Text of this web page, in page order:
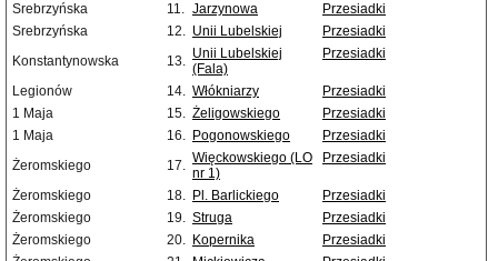
Srebrzyńska
11. Jarzynowa
Przesiadki
Srebrzyńska
12. Unii Lubelskiej
Przesiadki
Konstantynowska
13. Unii Lubelskiej
(Fala)
Przesiadki
Legionów 14. Włókniarzy
Przesiadki
1 Maja
15. Żeligowskiego
Przesiadki
1 Maja
16. Pogonowskiego
Przesiadki
Żeromskiego
17. Więckowskiego (LO
nr 1)
Przesiadki
Żeromskiego 18. Pl. Barlickiego
Przesiadki
Żeromskiego
19. Struga
Przesiadki
Żeromskiego
20. Kopernika
Przesiadki